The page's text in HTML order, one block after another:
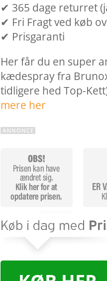
✔ 365 dage returret
✔ Fri Fragt ved køb
✔ Prisgaranti
Her får du en super
kædespray fra
tidligere hed Top-
mere her